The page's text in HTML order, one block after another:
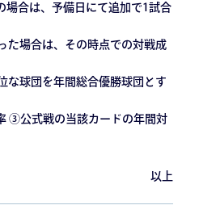
場合は、予備日にて追加で1試合
た場合は、その時点での対戦成
な球団を年間総合優勝球団とす
③公式戦の当該カードの年間対
以上